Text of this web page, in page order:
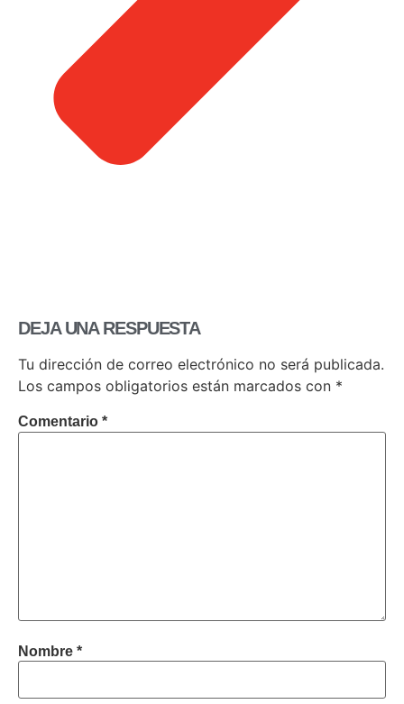
DEJA UNA RESPUESTA
Tu dirección de correo electrónico no será publicada.
Los campos obligatorios están marcados con *
Comentario *
Nombre *